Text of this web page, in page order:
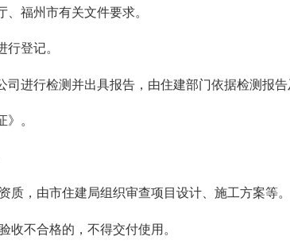
福州市有关文件要求。
登记。
行检测并出具报告，由住建部门依据检测报告
。
，由市住建局组织审查项目设计、施工方案等。
不合格的，不得交付使用。